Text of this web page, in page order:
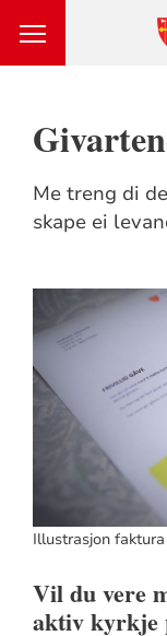
Me treng di
skape ei
Illustrasjon faktura
Vil du vere
aktiv kyrkje